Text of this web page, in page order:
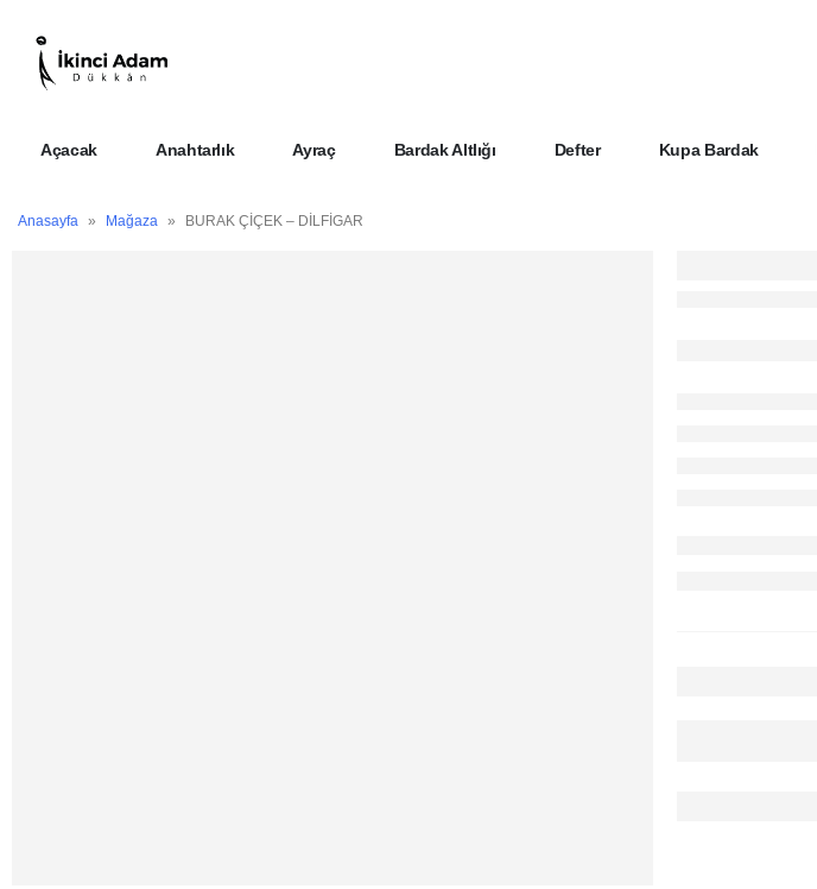
Açacak Anahtarlık Ayraç Bardak Altlığı Defter Kupa Bardak
Anasayfa » Mağaza » BURAK ÇİÇEK – DİLFİGAR